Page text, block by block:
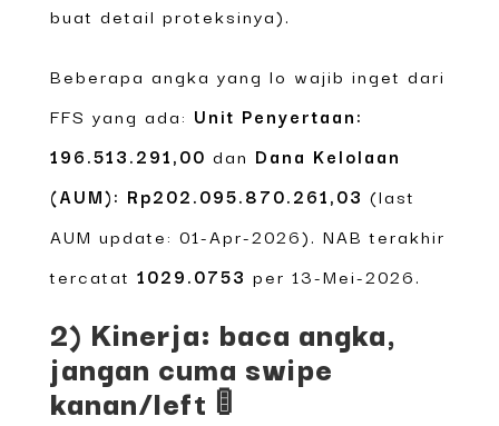
buat detail proteksinya).
Beberapa angka yang lo wajib inget dari
FFS yang ada: Unit Penyertaan:
196.513.291,00 dan Dana Kelolaan
(AUM): Rp202.095.870.261,03 (last
AUM update: 01-Apr-2026). NAB terakhir
tercatat 1029.0753 per 13-Mei-2026.
2) Kinerja: baca angka,
jangan cuma swipe
kanan/left 🚦